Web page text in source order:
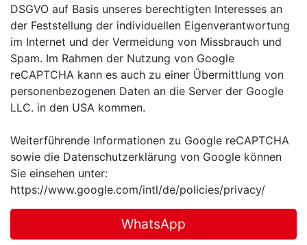
DSGVO auf Basis unseres berechtigten Interesses an
der Feststellung der individuellen Eigenverantwortung
im Internet und der Vermeidung von Missbrauch und
Spam. Im Rahmen der Nutzung von Google
reCAPTCHA kann es auch zu einer Übermittlung von
personenbezogenen Daten an die Server der Google
LLC. in den USA kommen.
Weiterführende Informationen zu Google reCAPTCHA
sowie die Datenschutzerklärung von Google können
Sie einsehen unter:
https://www.google.com/intl/de/policies/privacy/
WhatsApp